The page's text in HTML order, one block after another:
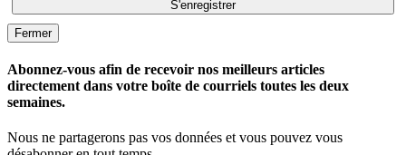
Fermer
Abonnez-vous afin de recevoir nos meilleurs articles
directement dans votre boîte de courriels toutes les deux
semaines.
Nous ne partagerons pas vos données et vous pouvez vous